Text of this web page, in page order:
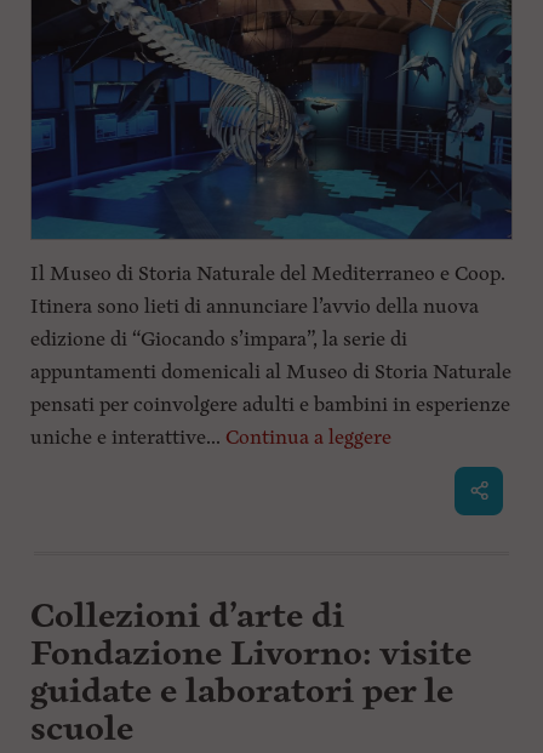
Il Museo di Storia Naturale del Mediterraneo e Coop.
Itinera sono lieti di annunciare l’avvio della nuova
edizione di “Giocando s’impara”, la serie di
appuntamenti domenicali al Museo di Storia Naturale
pensati per coinvolgere adulti e bambini in esperienze
uniche e interattive... Continua a leggere
Collezioni d’arte di
Fondazione Livorno: visite
guidate e laboratori per le
scuole